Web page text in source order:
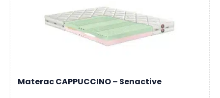
2
107 zł
Materac CAPPUCCINO – Senactive